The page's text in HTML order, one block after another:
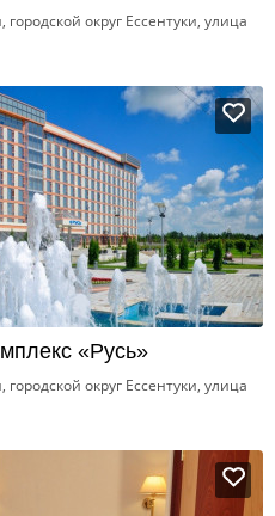
округ Ессентуки, улица
«Русь»
округ Ессентуки, улица